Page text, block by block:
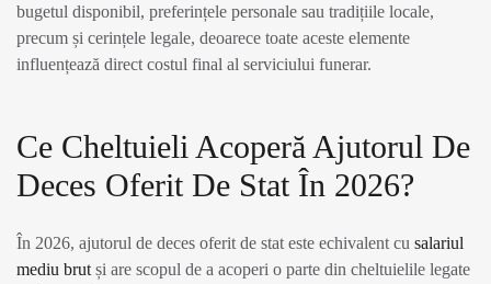
bugetul disponibil, preferințele personale sau tradițiile locale,
precum și cerințele legale, deoarece toate aceste elemente
influențează direct costul final al serviciului funerar.
Ce Cheltuieli Acoperă Ajutorul De
Deces Oferit De Stat În 2026?
În 2026, ajutorul de deces oferit de stat este echivalent cu salariul
mediu brut și are scopul de a acoperi o parte din cheltuielile legate